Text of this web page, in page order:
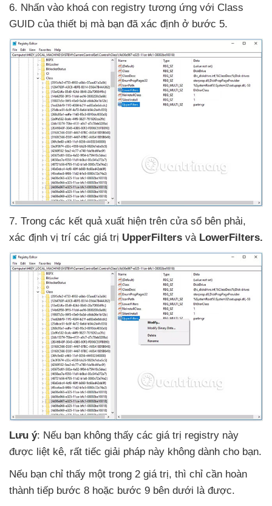
6. Nhấn vào khoá con registry tương ứng với Class
GUID của thiết bị mà bạn đã xác định ở bước 5.
7. Trong các kết quả xuất hiện trên cửa sổ bên phải,
xác định vị trí các giá trị UpperFilters và LowerFilters.
Lưu ý: Nếu bạn không thấy các giá trị registry này
được liệt kê, rất tiếc giải pháp này không dành cho bạn.
Nếu bạn chỉ thấy một trong 2 giá trị, thì chỉ cần hoàn
thành tiếp bước 8 hoặc bước 9 bên dưới là được.